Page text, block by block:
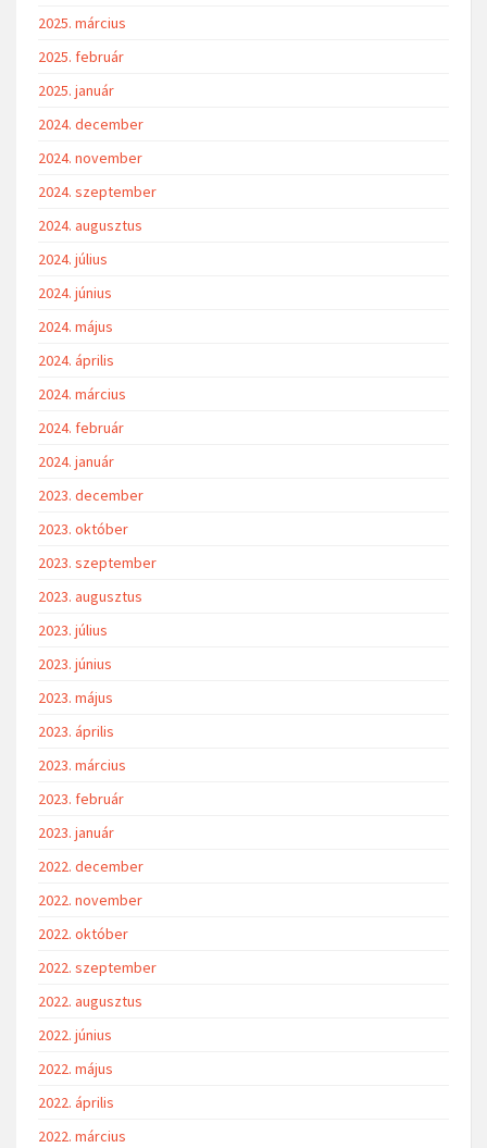
2025. március
2025. február
2025. január
2024. december
2024. november
2024. szeptember
2024. augusztus
2024. július
2024. június
2024. május
2024. április
2024. március
2024. február
2024. január
2023. december
2023. október
2023. szeptember
2023. augusztus
2023. július
2023. június
2023. május
2023. április
2023. március
2023. február
2023. január
2022. december
2022. november
2022. október
2022. szeptember
2022. augusztus
2022. június
2022. május
2022. április
2022. március